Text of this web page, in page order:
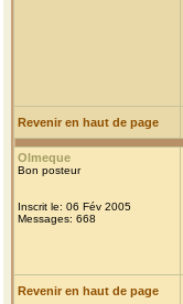
Revenir en haut de page
Olmeque
Bon posteur
Inscrit le: 06 Fév 2005
Messages: 668
Revenir en haut de page